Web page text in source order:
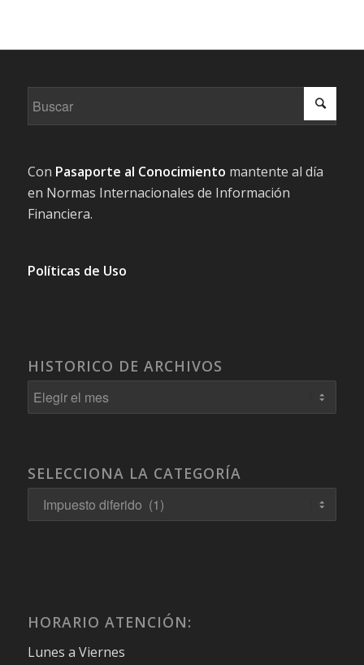
Con Pasaporte al Conocimiento mantente al día
en Normas Internacionales de Información
Financiera.
Políticas de Uso
HISTORICO DE ARCHIVOS
SELECCIONA LA CATEGORÍA
Selecciona
la
HORARIO ATENCIÓN:
Lunes a Viernes